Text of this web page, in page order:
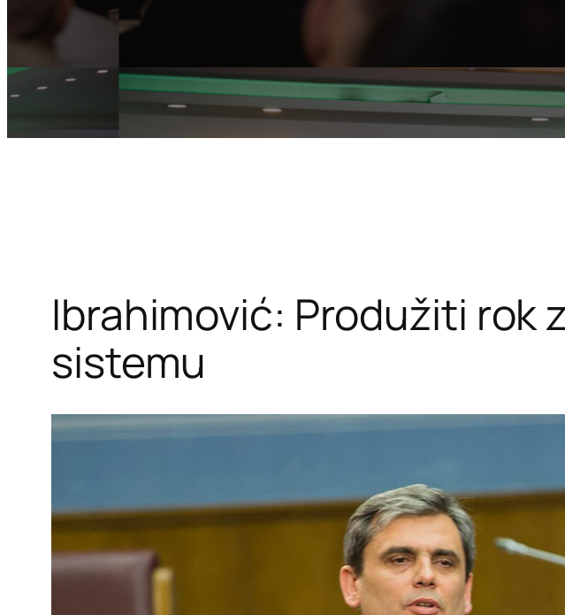
Ibrahimović: Produžiti rok
sistemu